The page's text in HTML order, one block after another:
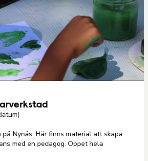
på Nynäs. Här finns material att skapa
med en pedagog. Öppet hela